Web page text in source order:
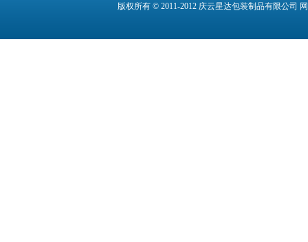
版权所有 © 2011-2012 庆云星达包装制品有限公司